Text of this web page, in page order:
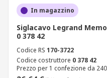
In magazzino
Siglacavo Legrand
0 378 42
Codice RS 170-3722
Codice costruttore 0 378 42
Prezzo per 1 confezione da